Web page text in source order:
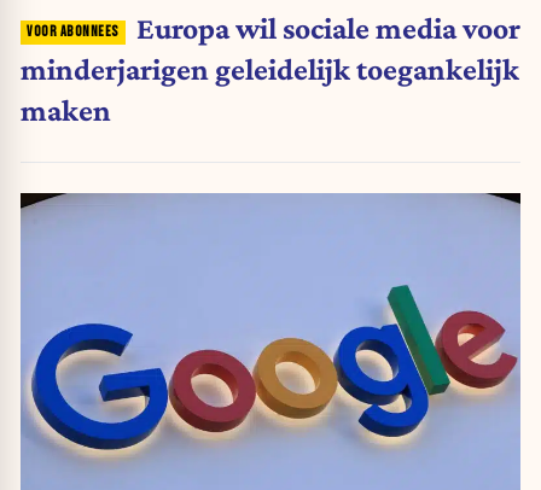
Europa wil sociale media voor
minderjarigen geleidelijk toegankelijk
maken